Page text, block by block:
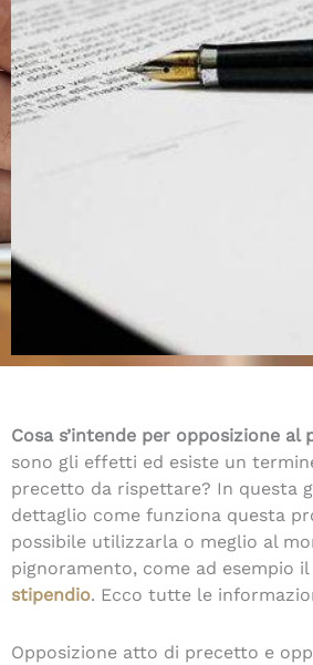
Cosa s’intende per opposizione al
sono gli effetti ed esiste un
precetto da rispettare? In questa
dettaglio come funziona questa
possibile utilizzarla o meglio al
pignoramento, come ad esempio il
stipendio. Ecco tutte le
Opposizione atto di precetto e